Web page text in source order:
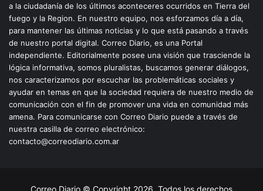
a la ciudadanía de los últimos aconteceres ocurridos en Tierra del
fuego y la Region. En nuestro equipo, nos esforzamos día a día,
para mantener las últimas noticias y lo que está pasando a través
de nuestro portal digital. Correo Diario, es una Portal
independiente. Editorialmente posee una visión que trasciende la
lógica informativa, somos pluralistas, buscamos generar diálogos,
nos caracterizamos por escuchar las problemáticas sociales y
ayudar en temas en que la sociedad requiera de nuestro medio de
comunicación con el fin de promover una vida en comunidad más
amena. Para comunicarse con Correo Diario puede a través de
nuestra casilla de correo electrónico:
contacto@correodiario.com.ar
Correo Diario © Copyright 2026, Todos los derechos